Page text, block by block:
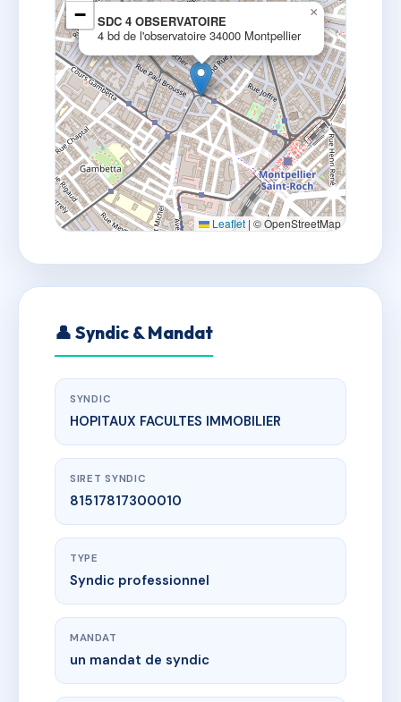
SDC 4 OBSERVATOIRE
4 bd de l'observatoire 34000 Montpellier
×
−
Leaflet | © OpenStreetMap
👤 Syndic & Mandat
SYNDIC
HOPITAUX FACULTES IMMOBILIER
SIRET SYNDIC
81517817300010
TYPE
Syndic professionnel
MANDAT
un mandat de syndic